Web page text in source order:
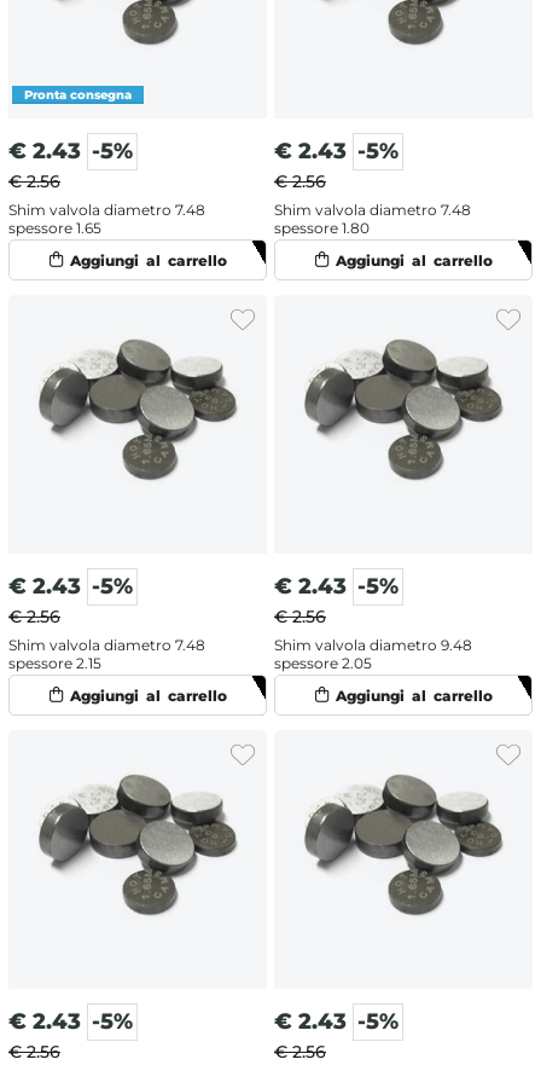
€ 2.43 -5%
€ 2.56
Shim valvola diametro 7.48
spessore 1.65
€ 2.43 -5%
€ 2.56
Shim valvola diametro 7.48
spessore 1.80
€ 2.43 -5%
€ 2.56
Shim valvola diametro 7.48
spessore 2.15
€ 2.43 -5%
€ 2.56
Shim valvola diametro 9.48
spessore 2.05
€ 2.43 -5%
€ 2.56
€ 2.43 -5%
€ 2.56